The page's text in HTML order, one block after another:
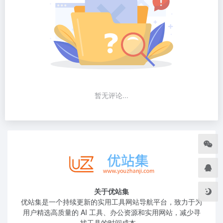
暂无评论...
关于优站集
优站集是一个持续更新的实用工具网站导航平台，致力于为
用户精选高质量的 AI 工具、办公资源和实用网站，减少寻